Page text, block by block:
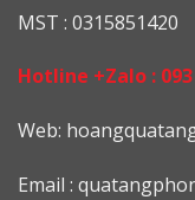
MST : 0315851420
Hotline +Zalo :
Web: h
Email :